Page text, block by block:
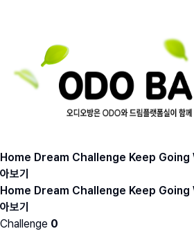
Home Dream Challenge Keep Going
아보기
Home Dream Challenge Keep Going
아보기
Challenge 0